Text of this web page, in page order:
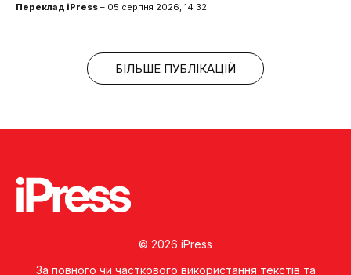
Переклад iPress – 05 серпня 2026, 14:32
БІЛЬШЕ ПУБЛІКАЦІЙ
© 2026 iPress
За повного чи часткового використання текстів та